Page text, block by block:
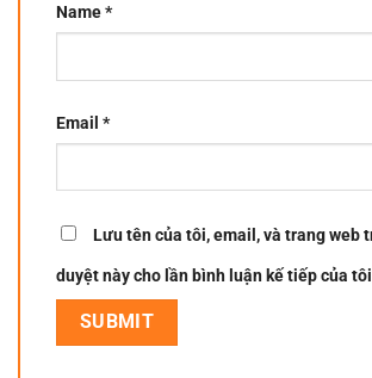
Name*
Email *
Lưu tên của tôi, email, và trang web
duyệt này cho lần bình luận kế tiếp của